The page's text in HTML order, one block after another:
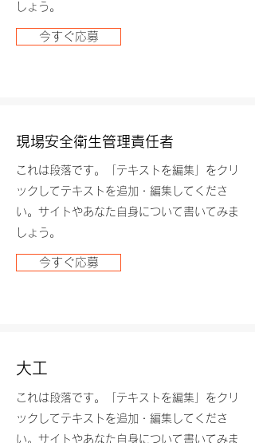
しょう。
今すぐ応募
現場安全衛生管理責任者
これは段落です。「テキストを編集」をクリ
ックしてテキストを追加・編集してくださ
い。サイトやあなた自身について書いてみま
しょう。
今すぐ応募
大工
これは段落です。「テキストを編集」をクリ
ックしてテキストを追加・編集してくださ
い。サイトやあなた自身について書いてみま